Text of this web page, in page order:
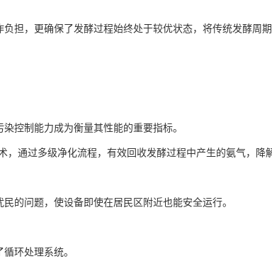
担，更确保了发酵过程始终处于较优状态，将传统发酵周
控制能力成为衡量其性能的重要指标。
，通过多级净化流程，有效回收发酵过程中产生的氨气，降
的问题，使设备即使在居民区附近也能安全运行。
环处理系统。